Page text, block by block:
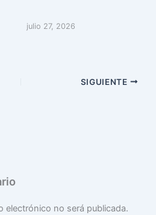
julio 27, 2026
SIGUIENTE
electrónico no será publicada.